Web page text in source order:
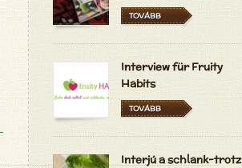
TOVÁBB
Interview für Fruity
Habits
TOVÁBB
Interjú a schlank-